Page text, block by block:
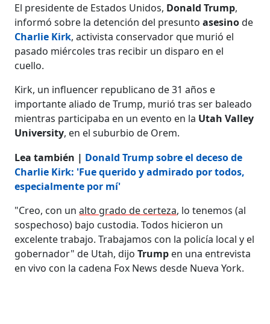
El presidente de Estados Unidos, Donald Trump,
informó sobre la detención del presuntoasesinode
Charlie Kirk, activista conservador que murió el
pasado miércoles tras recibir un disparo en el
cuello.
Kirk, un influencer republicano de 31 años e
importante aliado de Trump, murió tras ser baleado
mientras participaba en un evento en la Utah Valley
University, en el suburbio de Orem.
Lea también | Donald Trump sobre el deceso de
Charlie Kirk: 'Fue querido y admirado por todos,
especialmente por mí'
"Creo, con unalto grado de certeza, lo tenemos (al
sospechoso) bajo custodia. Todos hicieron un
excelente trabajo. Trabajamos con la policía local y el
gobernador" de Utah, dijoTrump en una entrevista
en vivo con la cadena Fox News desde Nueva York.